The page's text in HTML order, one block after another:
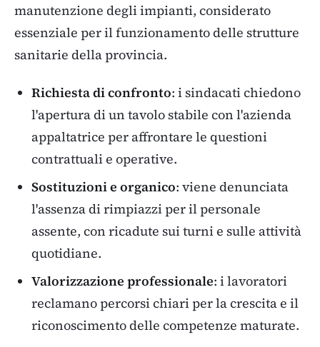
manutenzione degli impianti, considerato
essenziale per il funzionamento delle strutture
sanitarie della provincia.
Richiesta di confronto: i sindacati chiedono
l'apertura di un tavolo stabile con l'azienda
appaltatrice per affrontare le questioni
contrattuali e operative.
Sostituzioni e organico: viene denunciata
l'assenza di rimpiazzi per il personale
assente, con ricadute sui turni e sulle attività
quotidiane.
Valorizzazione professionale: i lavoratori
reclamano percorsi chiari per la crescita e il
riconoscimento delle competenze maturate.